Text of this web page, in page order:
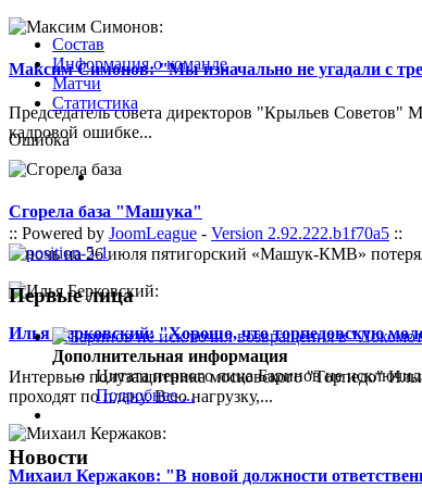
Максим Симонов: "Мы изначально не угадали с
Председатель совета директоров "Крыльев
кадровой ошибке...
Сгорела база "Машука"
В ночь на 26 июля пятигорский «Машук-КМВ»
Илья Берковский: "Хорошо, что торпедовскую
Интервью полузащитника московского "Торпедо"
проходят по плану. Всю нагрузку,...
Михаил Кержаков: "В новой должности
Состав
Информация о команде
Матчи
Статистика
Ошибка
:: Powered by JoomLeague - Version 2.92.222.b1f70a5 ::
Первые лица
Дополнительная информация
Цитата первого лица Баринов не
Подробнее ...
Новости